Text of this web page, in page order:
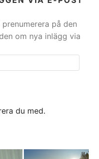
på den
om nya inlägg via
du med.